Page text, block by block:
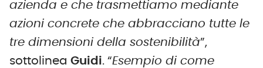
azienda e che trasmettiamo mediante
azioni concrete che abbracciano tutte le
tre dimensioni della sostenibilità”,
sottolinea Guidi. “Esempio di come